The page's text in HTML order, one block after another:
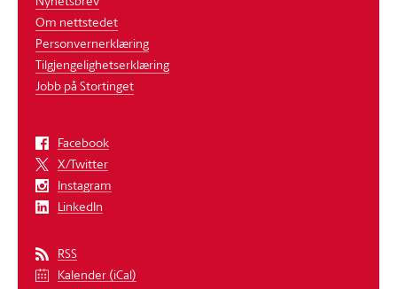
Om nettstedet
Personvernerklæring
Tilgjengelighetserklæring
Jobb på Stortinget
Facebook
X/Twitter
Instagram
LinkedIn
RSS
Kalender (iCal)